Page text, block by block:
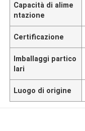
Capacità di alime
ntazione
Certificazione
Imballaggi partico
lari
Luogo di origine